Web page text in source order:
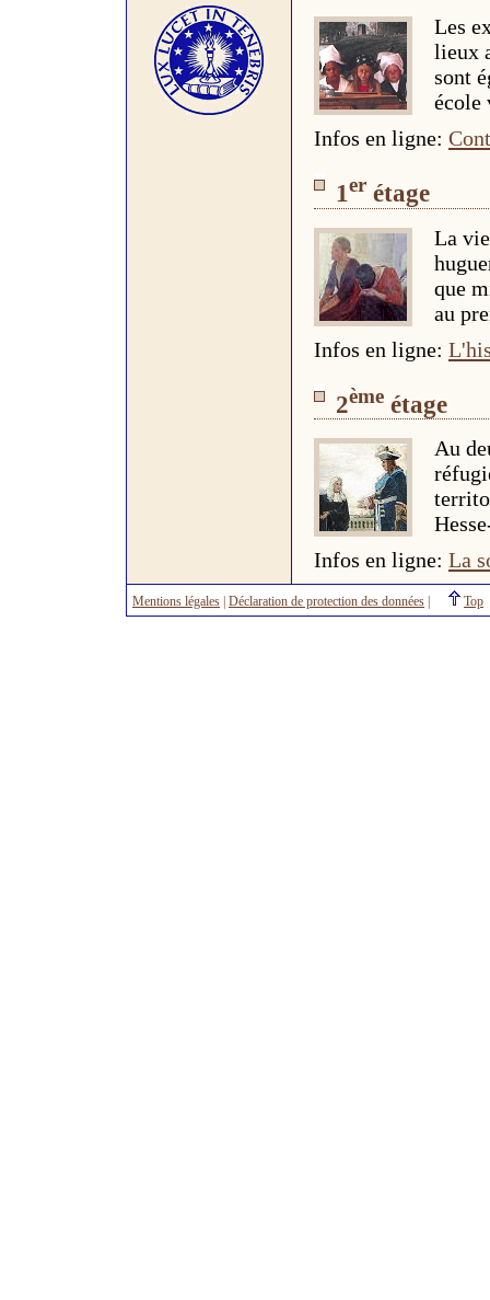
Les
lieux
sont
école
Infos en ligne:
1er étage
La
que
au
Infos en ligne:
2ème étage
Au
Infos en ligne: La
Mentions légales Déclaration de protection des données Top